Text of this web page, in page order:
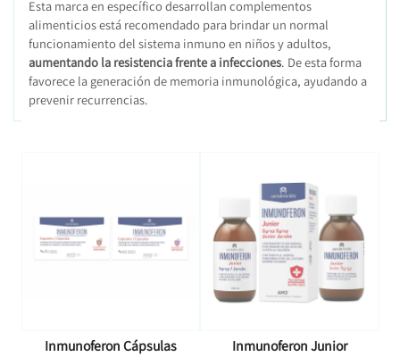
Esta marca en específico desarrollan complementos
alimenticios está recomendado para brindar un normal
funcionamiento del sistema inmuno en niños y adultos,
aumentando la resistencia frente a infecciones. De esta forma
favorece la generación de memoria inmunológica, ayudando a
prevenir recurrencias.
Inmunoferon Cápsulas Inmunoferon Junior